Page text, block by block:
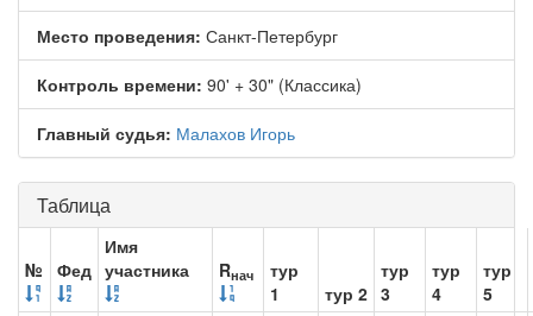
Место проведения: Санкт-Петербург
Контроль времени: 90' + 30" (Классика)
Главный судья: Малахов Игорь
Таблица
№ Фед
Имя
участника
Rнач
тур
1
тур 2
тур
3
тур
4
тур
5